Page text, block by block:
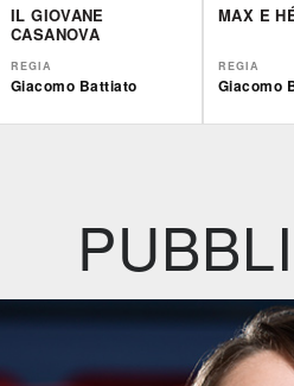
IL GIOVANE
CASANOVA
REGIA
Giacomo Battiato
MAX E
REGIA
Giacomo